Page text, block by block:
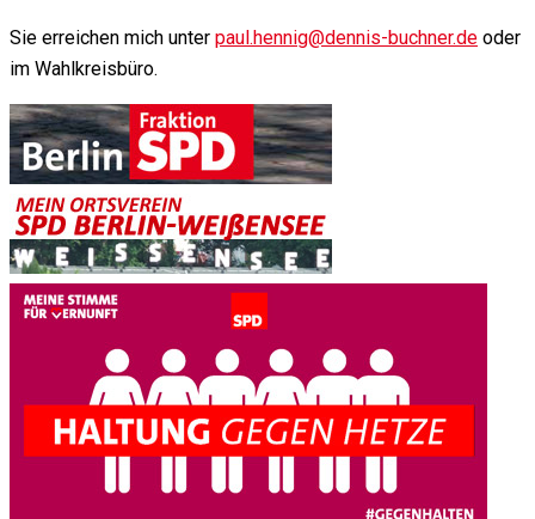
Sie erreichen mich unter paul.hennig@dennis-buchner.de oder
im Wahlkreisbüro.